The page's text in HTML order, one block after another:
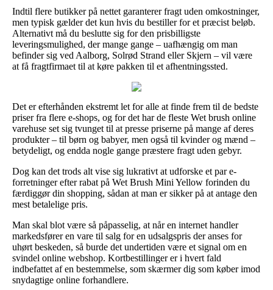
Indtil flere butikker på nettet garanterer fragt uden omkostninger,
men typisk gælder det kun hvis du bestiller for et præcist beløb.
Alternativt må du beslutte sig for den prisbilligste
leveringsmulighed, der mange gange – uafhængig om man
befinder sig ved Aalborg, Solrød Strand eller Skjern – vil være
at få fragtfirmaet til at køre pakken til et afhentningssted.
Det er efterhånden ekstremt let for alle at finde frem til de bedste
priser fra flere e-shops, og for det har de fleste Wet brush online
varehuse set sig tvunget til at presse priserne på mange af deres
produkter – til børn og babyer, men også til kvinder og mænd –
betydeligt, og endda nogle gange præstere fragt uden gebyr.
Dog kan det trods alt vise sig lukrativt at udforske et par e-
forretninger efter rabat på Wet Brush Mini Yellow forinden du
færdiggør din shopping, sådan at man er sikker på at antage den
mest betalelige pris.
Man skal blot være så påpasselig, at når en internet handler
markedsfører en vare til salg for en udsalgspris der anses for
uhørt beskeden, så burde det undertiden være et signal om en
svindel online webshop. Kortbestillinger er i hvert fald
indbefattet af en bestemmelse, som skærmer dig som køber imod
snydagtige online forhandlere.